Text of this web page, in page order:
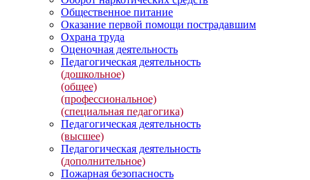
Общественное питание
Оказание первой помощи пострадавшим
Охрана труда
Оценочная деятельность
Педагогическая деятельность
(дошкольное)
(общее)
(профессиональное)
(специальная педагогика)
Педагогическая деятельность
(высшее)
Педагогическая деятельность
(дополнительное)
Пожарная безопасность